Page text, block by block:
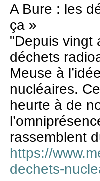
A Bure : les
ça »
"Depuis vingt
déchets
Meuse à
nucléaires.
heurte à de
rassemblent
https://
dechets-